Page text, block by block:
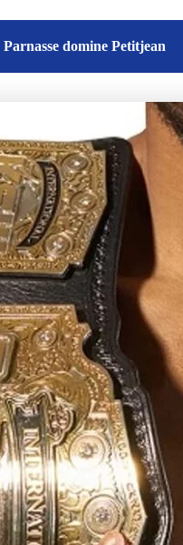
domine Petitjean